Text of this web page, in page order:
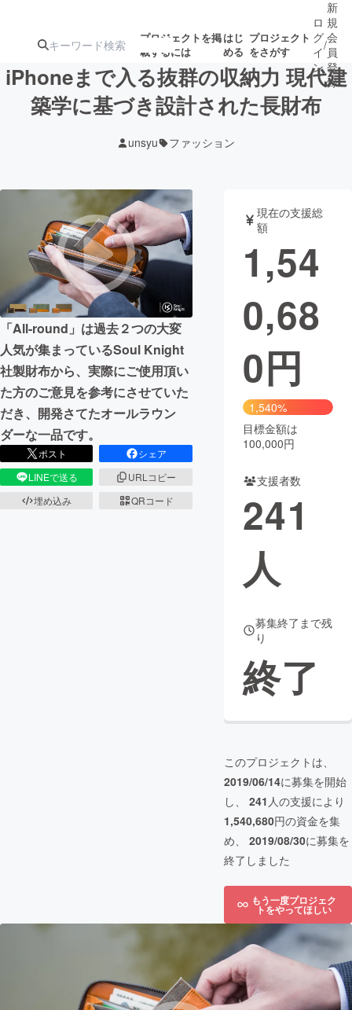
プロジェクトを掲
載するには
はじ
める
プロジェクト
をさがす
ジェクト
ロジェクト
アート・写真 音楽
テクノロジー・ガジェット ゲーム・サ
映像・映画
ビジネス・起業
まちづくり・地域活性化
CAMPFIRE for Social Good
CAMPFIRE Creation
CAMPFIREふるさと納税
コミュニティ
ロ
グ
イ
ン
/
新
規
会
員
登
録
iPhoneまで入る抜群の収納力 現代建
築学に基づき設計された長財布
unsyu ファッション
「All-round」は過去２つの大変
人気が集まっているSoul Knight
社製財布から、実際にご使用頂い
た方のご意見を参考にさせていた
だき、開発さてたオールラウン
ダーな一品です。
ポスト
シェア
LINEで送る
URLコピー
埋め込み
QRコード
現在の支援総
額
1,54
0,68
0円
1,540%
目標金額は
100,000円
支援者数
241
人
募集終了まで残
り
終了
このプロジェクトは、
2019/06/14に募集を開始
し、 241 人の支援により
1,540,680円の資金を集
め、 2019/08/30に募集を
終了しました
もう一度プロジェク
トをやってほしい